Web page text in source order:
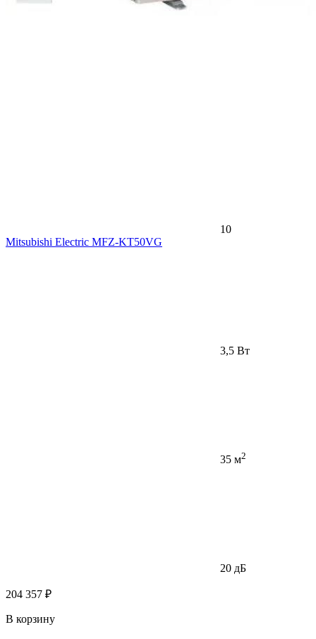
10
Mitsubishi Electric MFZ-KT50VG
3,5 Вт
35 м2
20 дБ
204 357 ₽
В корзину